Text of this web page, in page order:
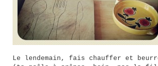
Le lendemain, fais chauffer et